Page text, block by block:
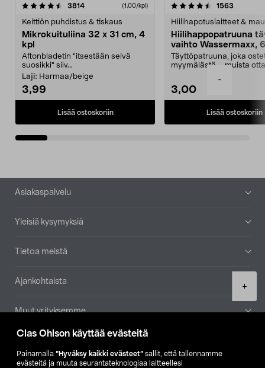
Clas Ohlson käyttää evästeitä
Painamalla ”Hyväksy kaikki evästeet” sallit, että tallennamme
evästeitä ja muuta seurantateknologiaa laitteellesi
-
+
3814arvostelut (1,00/kpl)
Keittiön puhdistus & tiskaus
Mikrokuituliina 32 x 31 cm, 4
kpl
Aftonbladetin "itsestään selvä
suosikki" siiv...
Laji: Harmaa/beige
3,99
Lisää ostoskoriin
4.5viidestä
1563
Hiilihapotuslaitteet &
Hiilihappopatruuna
vaihto Wassermaxx,
Täyttöpatruuna, joka
myymälästä – muista
3,00
Lisää ostoskoriin
4.5viidestä
Alatunniste
Asiakaspalvelu
Yleisiä kysymyksiä
Tietoa meistä
Ajankohtaista
Muut yrityksemme
Etsi myymälä